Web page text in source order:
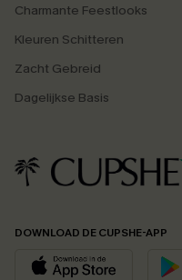
Charmante Feestlooks
Kleuren Schitteren
Zacht Gebreid
Dagelijkse Basis
DOWNLOAD DE CUPSHE-APP